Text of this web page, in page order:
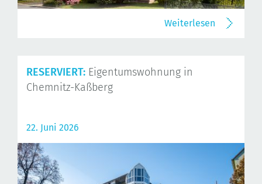
Weiterlesen
RESERVIERT: Eigentumswohnung in
Chemnitz-Kaßberg
22. Juni 2026